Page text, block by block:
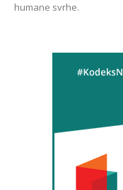
humane svrhe.